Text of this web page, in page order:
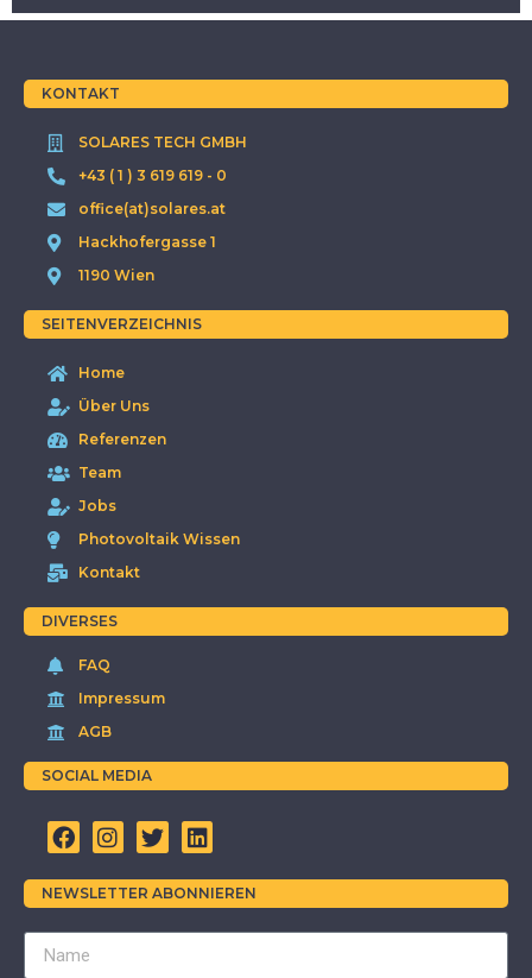
KONTAKT
SOLARES TECH GMBH
+43 ( 1 ) 3 619 619 - 0
office(at)solares.at
Hackhofergasse 1
1190 Wien
SEITENVERZEICHNIS
Home
Über Uns
Referenzen
Team
Jobs
Photovoltaik Wissen
Kontakt
DIVERSES
FAQ
Impressum
AGB
SOCIAL MEDIA
NEWSLETTER ABONNIEREN